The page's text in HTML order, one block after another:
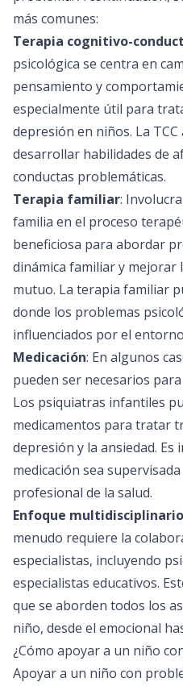
más comunes:
Terapia cognitivo-
psicológica se centra en
pensamiento y
especialmente útil para
depresión en niños. La
desarrollar habilidades de
conductas problemáticas.
Terapia familiar:
familia en el proceso
beneficiosa para abordar
dinámica familiar y mejorar
mutuo. La terapia familiar
donde los problemas
influenciados por el
Medicación: En algunos
pueden ser necesarios
Los psiquiatras infantiles
medicamentos para tratar
depresión y la ansiedad. Es
medicación sea
profesional de la salud.
Enfoque multidisciplinario
menudo requiere la
especialistas, incluyendo
especialistas educativos.
que se aborden todos los
niño, desde el emocional
¿Cómo apoyar a un niño
Apoyar a un niño con